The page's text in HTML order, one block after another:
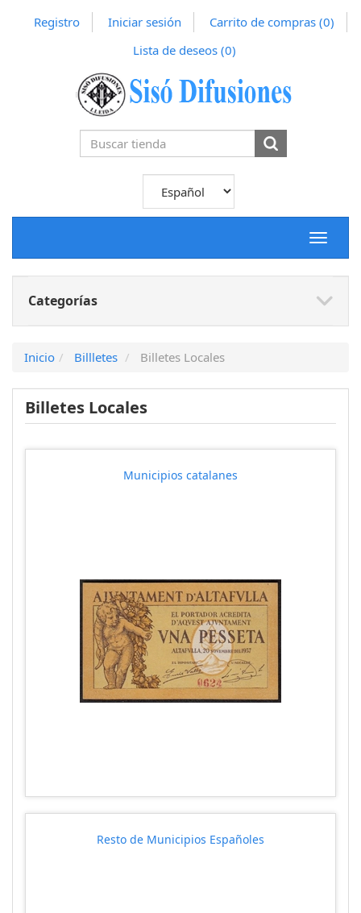
Registro Iniciar sesión Carrito de compras (0)
Lista de deseos (0)
Toggle
Categorías
Inicio Billletes Billetes Locales
Billetes Locales
Municipios catalanes
Resto de Municipios Españoles